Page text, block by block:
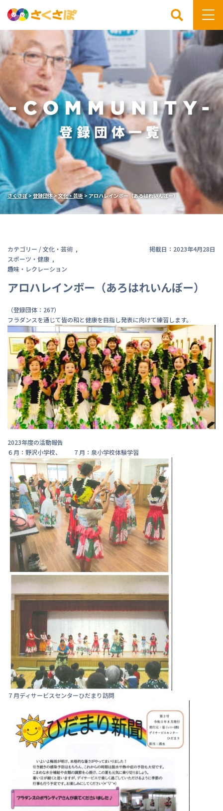
検索
さくさぽ>登録団体>文化・芸術 > アロハレインボー（あろはれいんぼー）
カテゴリー /文化・芸術
スポーツ・健康
趣味・レクレーション
掲載日：2023年4月28日
アロハレインボー（あろはれいんぼー）
（登録団体：267）
フラダンスを通じて皆の和と健康を目指し発表に向けて練習します。
2023年度の活動報告
６月：野沢小学校、 ７月：泉小学校体験学習
７月ディサービスセンターひだまり訪問